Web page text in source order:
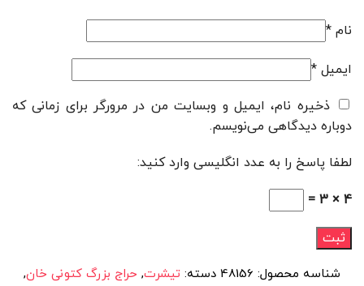
نام *
ایمیل *
ذخیره نام، ایمیل و وبسایت من در مرورگر برای زمانی که
دوباره دیدگاهی می‌نویسم.
لطفا پاسخ را به عدد انگلیسی وارد کنید:
4 × 3 =
شناسه محصول: 48156 دسته: تیشرت, حراج بزرگ کتونی خان,